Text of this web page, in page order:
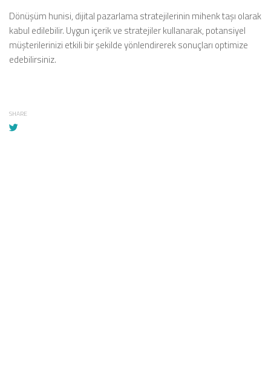
Dönüşüm hunisi, dijital pazarlama stratejilerinin mihenk taşı olarak
kabul edilebilir. Uygun içerik ve stratejiler kullanarak, potansiyel
müşterilerinizi etkili bir şekilde yönlendirerek sonuçları optimize
edebilirsiniz.
SHARE